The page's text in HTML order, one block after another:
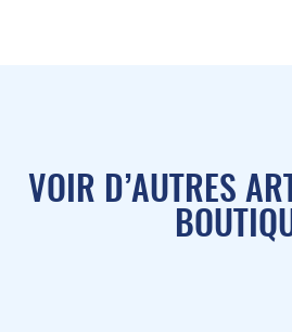
VOIR D’AUTRES